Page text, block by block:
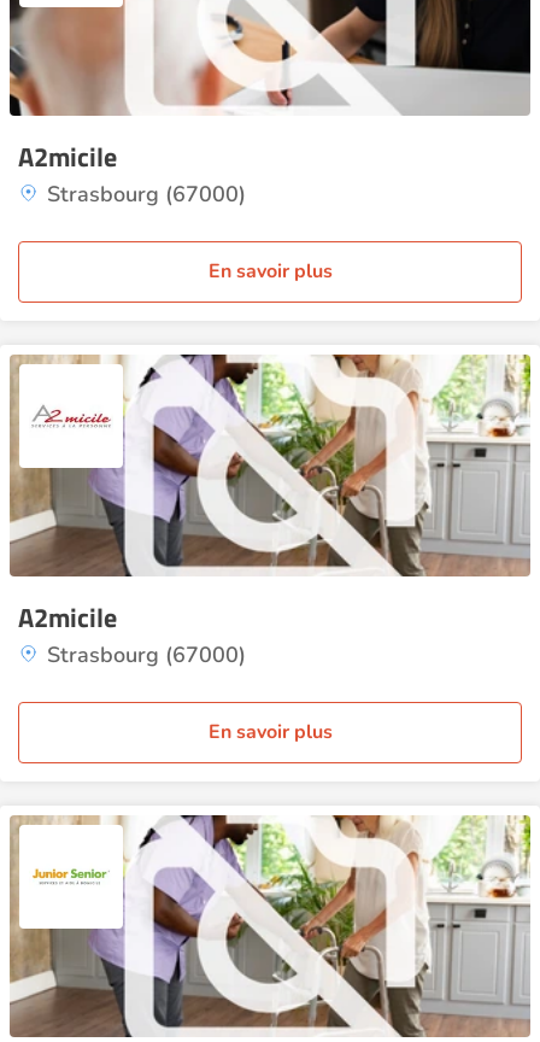
A2micile
Strasbourg (67000)
En savoir plus
A2micile
Strasbourg (67000)
En savoir plus